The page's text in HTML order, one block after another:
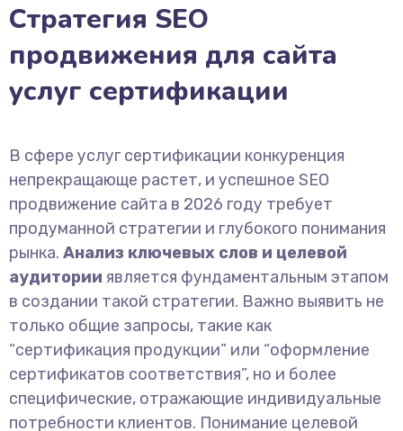
Стратегия SEO
продвижения для сайта
услуг сертификации
В сфере услуг сертификации конкуренция
непрекращающе растет, и успешное SEO
продвижение сайта в 2026 году требует
продуманной стратегии и глубокого понимания
рынка. Анализ ключевых слов и целевой
аудитории является фундаментальным этапом
в создании такой стратегии. Важно выявить не
только общие запросы, такие как
“сертификация продукции” или “оформление
сертификатов соответствия”, но и более
специфические, отражающие индивидуальные
потребности клиентов. Понимание целевой